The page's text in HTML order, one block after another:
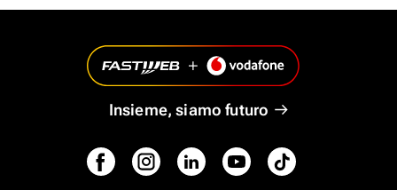
Insieme, siamo futuro